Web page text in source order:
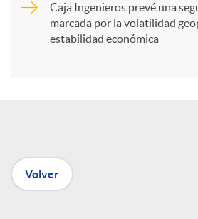
n
Caja Ingenieros prevé una
marcada por la volatilidad
estabilidad económica
Volver